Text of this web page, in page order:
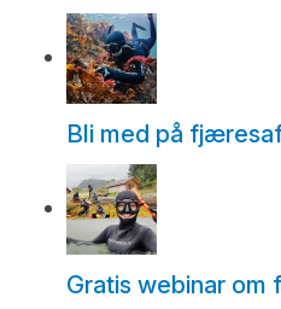
Bli med på
Gratis webinar om